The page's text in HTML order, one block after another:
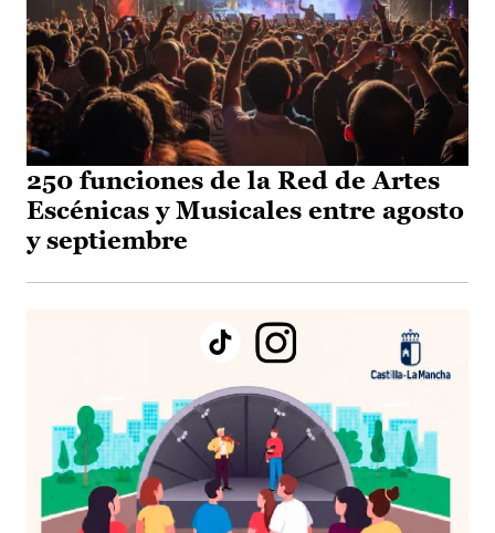
250 funciones de la Red de Artes
Escénicas y Musicales entre agosto
y septiembre